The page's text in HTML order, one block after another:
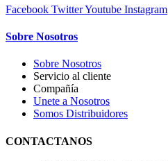
Facebook TwitterYoutube Instagram
Sobre Nosotros
Sobre Nosotros
Servicio al cliente
Compañía
Unete a Nosotros
Somos Distribuidores
CONTACTANOS